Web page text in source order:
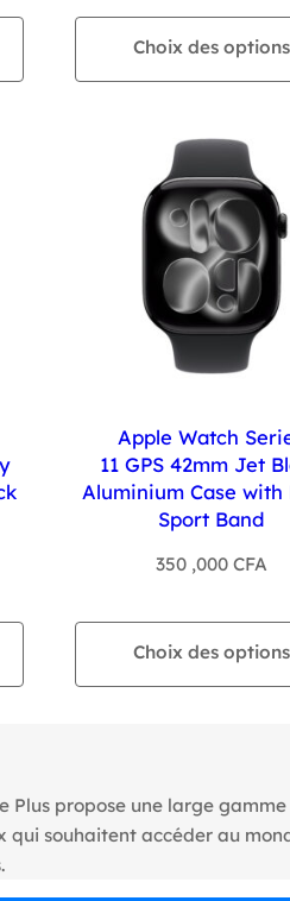
Choix des options
Apple Watch
11 GPS 42mm Jet
Aluminium Case with
Sport Band
350 ,000 CFA
Choix des options
propose une large
souhaitent accéder au